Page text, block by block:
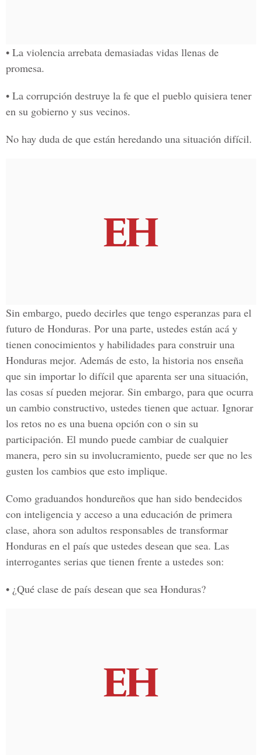
• La violencia arrebata demasiadas vidas llenas de
promesa.
• La corrupción destruye la fe que el pueblo quisiera tener
en su gobierno y sus vecinos.
No hay duda de que están heredando una situación difícil.
Sin embargo, puedo decirles que tengo esperanzas para el
futuro de Honduras. Por una parte, ustedes están acá y
tienen conocimientos y habilidades para construir una
Honduras mejor. Además de esto, la historia nos enseña
que sin importar lo difícil que aparenta ser una situación,
las cosas sí pueden mejorar. Sin embargo, para que ocurra
un cambio constructivo, ustedes tienen que actuar. Ignorar
los retos no es una buena opción con o sin su
participación. El mundo puede cambiar de cualquier
manera, pero sin su involucramiento, puede ser que no les
gusten los cambios que esto implique.
Como graduandos hondureños que han sido bendecidos
con inteligencia y acceso a una educación de primera
clase, ahora son adultos responsables de transformar
Honduras en el país que ustedes desean que sea. Las
interrogantes serias que tienen frente a ustedes son:
• ¿Qué clase de país desean que sea Honduras?